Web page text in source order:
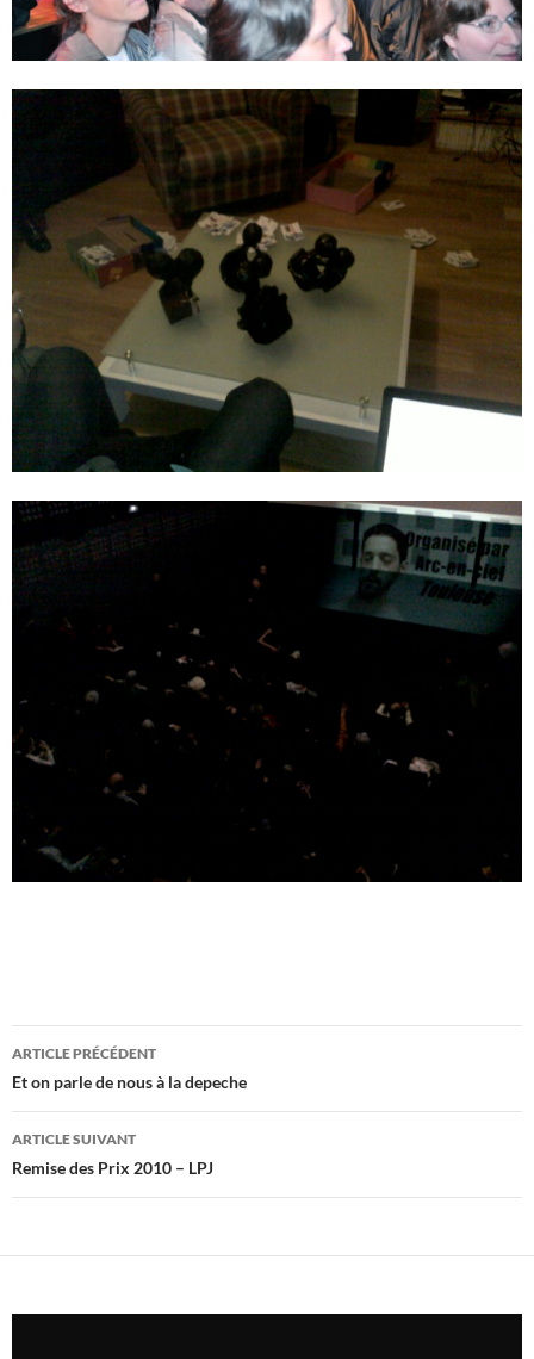
Navigation
des
articles
ARTICLE PRÉCÉDENT
Et on parle de nous à la depeche
ARTICLE SUIVANT
Remise des Prix 2010 – LPJ